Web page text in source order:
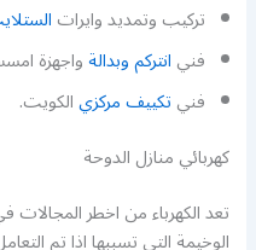
تركيب وتمديد وايرات
فنيانتركم وبدالةواجهزة
فنيتكييف مركزيالكويت.
كهربائي منازل الدوحة
تعد الكهرباء من اخطر
الوخيمة التي تسببها اذا تم